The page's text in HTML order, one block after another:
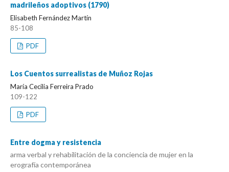
madrileños adoptivos (1790)
Elisabeth Fernández Martín
85-108
PDF
Los Cuentos surrealistas de Muñoz Rojas
María Cecilia Ferreira Prado
109-122
PDF
Entre dogma y resistencia
arma verbal y rehabilitación de la conciencia de mujer en la
erografía contemporánea